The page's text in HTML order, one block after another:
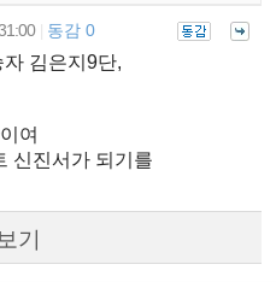
동감 0
김은지9단,
여
신진서가 되기를
기